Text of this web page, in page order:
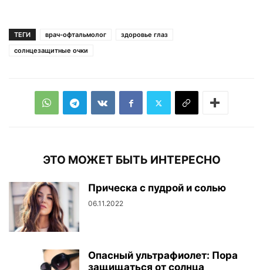
ТЕГИ врач-офтальмолог
здоровье глаз
солнцезащитные очки
ЭТО МОЖЕТ БЫТЬ ИНТЕРЕСНО
Прическа с пудрой и солью
06.11.2022
Опасный ультрафиолет: Пора
защищаться от солнца